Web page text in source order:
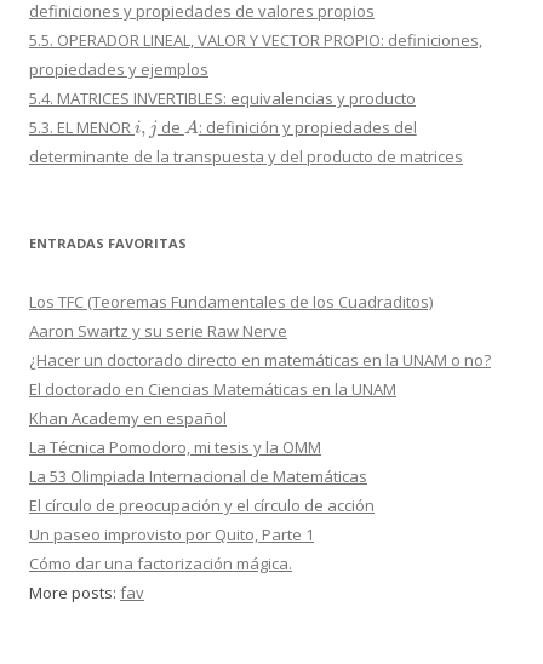
definiciones y propiedades de valores propios
5.5. OPERADOR LINEAL, VALOR Y VECTOR PROPIO: definiciones,
propiedades y ejemplos
5.4. MATRICES INVERTIBLES: equivalencias y producto
5.3. EL MENORi,j de A: definición y propiedades del
determinante de la transpuesta y del producto de matrices
ENTRADAS FAVORITAS
Los TFC (Teoremas Fundamentales de los Cuadraditos)
Aaron Swartz y su serie Raw Nerve
¿Hacer un doctorado directo en matemáticas en la UNAM o no?
El doctorado en Ciencias Matemáticas en la UNAM
Khan Academy en español
La Técnica Pomodoro, mi tesis y la OMM
La 53 Olimpiada Internacional de Matemáticas
El círculo de preocupación y el círculo de acción
Un paseo improvisto por Quito, Parte 1
Cómo dar una factorización mágica.
More posts: fav